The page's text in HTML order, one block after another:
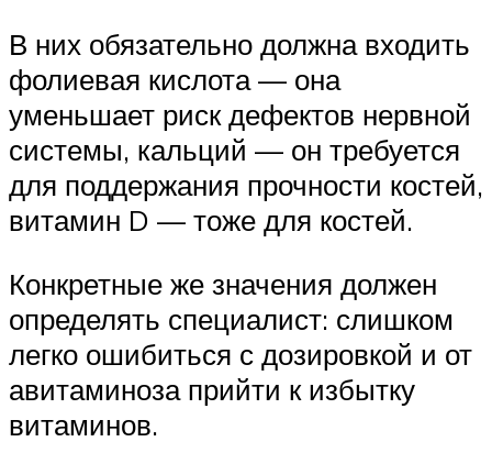
В них обязательно должна входить
фолиевая кислота — она
уменьшает риск дефектов нервной
системы, кальций — он требуется
для поддержания прочности костей,
витамин D — тоже для костей.
Конкретные же значения должен
определять специалист: слишком
легко ошибиться с дозировкой и от
авитаминоза прийти к избытку
витаминов.